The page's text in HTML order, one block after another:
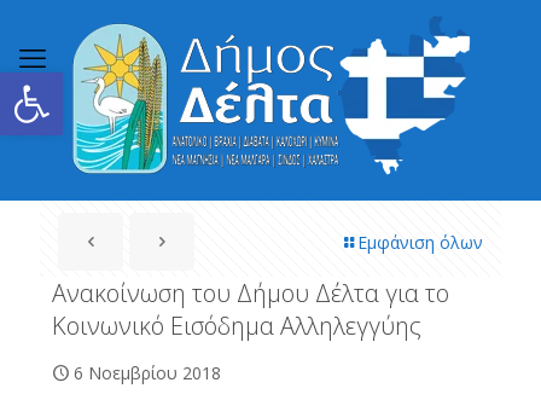
Ανοίξτε τη γραμμή εργαλείων
Εμφάνιση όλων
Ανακοίνωση του Δήμου Δέλτα για το
Κοινωνικό Εισόδημα Αλληλεγγύης
6 Νοεμβρίου 2018